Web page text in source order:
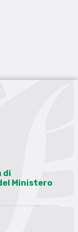
di
Ministero